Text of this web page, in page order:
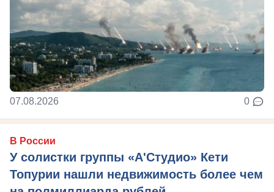
07.08.2026 0
В России
У солистки группы «А'Студио» Кети
Топурии нашли недвижимость более чем